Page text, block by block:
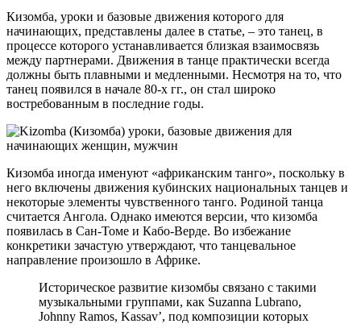
Кизомба, уроки и базовые движения которого для
начинающих, представлены далее в статье, – это танец, в
процессе которого устанавливается близкая взаимосвязь
между партнерами. Движения в танце практически всегда
должны быть плавными и медленными. Несмотря на то, что
танец появился в начале 80-х гг., он стал широко
востребованным в последние годы.
Кизомба иногда именуют «африканским танго», поскольку в
него включены движения кубинских национальных танцев и
некоторые элементы чувственного танго. Родиной танца
считается Ангола. Однако имеются версии, что кизомба
появилась в Сан-Томе и Кабо-Верде. Во избежание
конкретики зачастую утверждают, что танцевальное
направление произошло в Африке.
Историческое развитие кизомбы связано с такими
музыкальными группами, как Suzanna Lubrano,
Johnny Ramos, Kassav’, под композиции которых